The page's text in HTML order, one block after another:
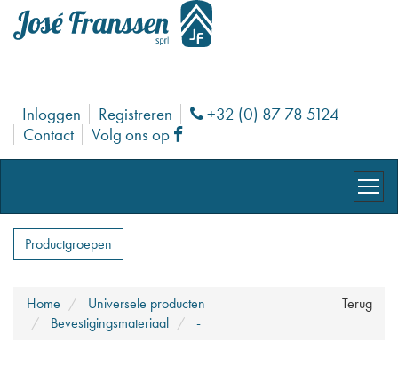
Inloggen Registreren Phone
+32 (0) 87 78 5124
Contact
Volg ons op Facebook
Productgroepen
Terug
Home
Universele producten
Bevestigingsmateriaal
-